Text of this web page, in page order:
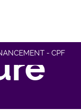
- CPF